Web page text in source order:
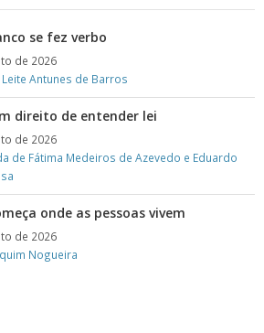
se fez verbo
de 2026
Leite Antunes de Barros
direito de entender lei
de 2026
de Fátima Medeiros de Azevedo e Eduardo
onde as pessoas vivem
de 2026
Nogueira